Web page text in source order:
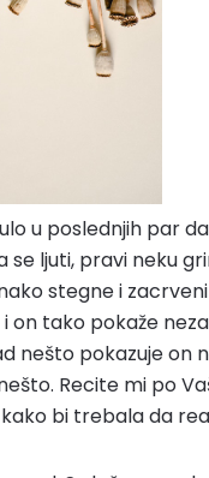
u poslednjih par
se ljuti, pravi neku
stegne i
on tako pokaže
nešto pokazuje on
Recite mi po
bi trebala da